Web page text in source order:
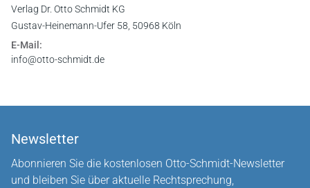
Verlag Dr. Otto Schmidt KG
Gustav-Heinemann-Ufer 58, 50968 Köln
E-Mail:
info@otto-schmidt.de
Newsletter
Abonnieren Sie die kostenlosen Otto-Schmidt-Newsletter
und bleiben Sie über aktuelle Rechtsprechung,